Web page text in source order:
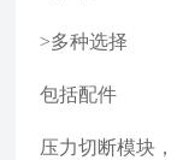
>多种选择
包括配件
压力切断模块，